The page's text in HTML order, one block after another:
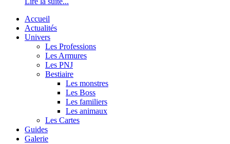
Accueil
Actualités
Univers
Les Professions
Les Armures
Les PNJ
Bestiaire
Les monstres
Les Boss
Les familiers
Les animaux
Les Cartes
Guides
Galerie